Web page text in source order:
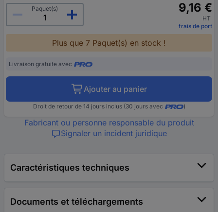
Paquet(s)
9,16 €
HT
frais de port
Plus que 7 Paquet(s) en stock !
Livraison gratuite avec
Ajouter au panier
Droit de retour de 14 jours inclus (30 jours avec )
Fabricant ou personne responsable du produit
Signaler un incident juridique
Caractéristiques techniques
Documents et téléchargements